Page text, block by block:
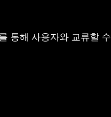
통해 사용자와 교류할 수